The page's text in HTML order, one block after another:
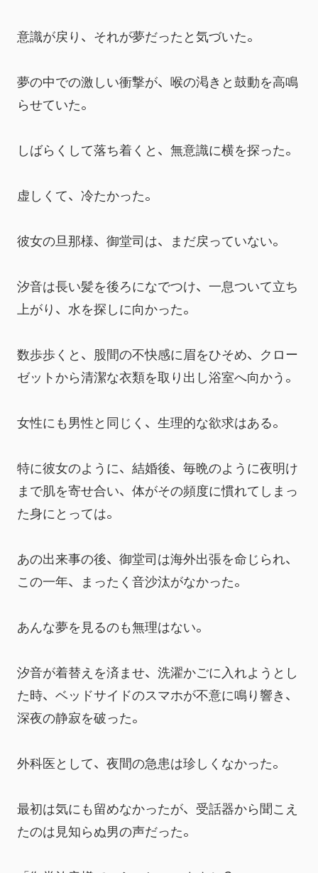
意識が戻り、それが夢だったと気づいた。
夢の中での激しい衝撃が、喉の渇きと鼓動を高鳴
らせていた。
しばらくして落ち着くと、無意識に横を探った。
虚しくて、冷たかった。
彼女の旦那様、御堂司は、まだ戻っていない。
汐音は長い髪を後ろになでつけ、一息ついて立ち
上がり、水を探しに向かった。
数歩歩くと、股間の不快感に眉をひそめ、クロー
ゼットから清潔な衣類を取り出し浴室へ向かう。
女性にも男性と同じく、生理的な欲求はある。
特に彼女のように、結婚後、毎晩のように夜明け
まで肌を寄せ合い、体がその頻度に慣れてしまっ
た身にとっては。
あの出来事の後、御堂司は海外出張を命じられ、
この一年、まったく音沙汰がなかった。
あんな夢を見るのも無理はない。
汐音が着替えを済ませ、洗濯かごに入れようとし
た時、ベッドサイドのスマホが不意に鳴り響き、
深夜の静寂を破った。
外科医として、夜間の急患は珍しくなかった。
最初は気にも留めなかったが、受話器から聞こえ
たのは見知らぬ男の声だった。